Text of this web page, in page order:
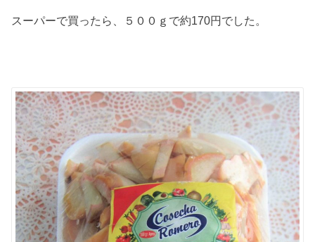
スーパーで買ったら、５００ｇで約170円でした。